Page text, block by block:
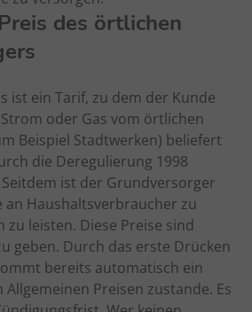
des örtlichen
ist ein Tarif, zu dem der Kunde
oder Gas vom örtlichen
Beispiel Stadtwerken) beliefert
die Deregulierung 1998
ist der Grundversorger
Haushaltsverbraucher zu
zu leisten. Diese Preise sind
geben. Durch das erste Drücken
bereits automatisch ein
Preisen zustande. Es